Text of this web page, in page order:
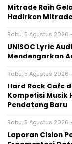
Mitrade Raih
Hadirkan
Rabu, 5 Agustus 2026
UNISOC Lyric
Mendengarkan
Rabu, 5 Agustus 2026 -
Hard Rock Cafe
Kompetisi Musik
Pendatang Baru
Rabu, 5 Agustus 2026
Laporan Cision